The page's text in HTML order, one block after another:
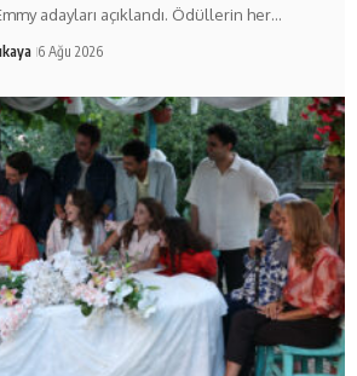
adayları açıklandı. Ödüllerin her…
6 Ağu 2026